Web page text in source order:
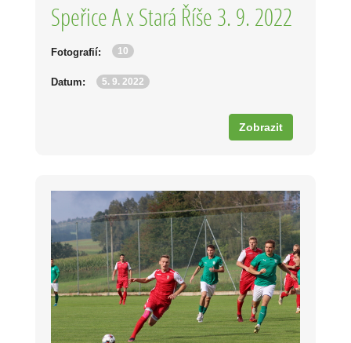
Speřice A x Stará Říše 3. 9. 2022
Fotografií: 10
Datum: 5. 9. 2022
Zobrazit